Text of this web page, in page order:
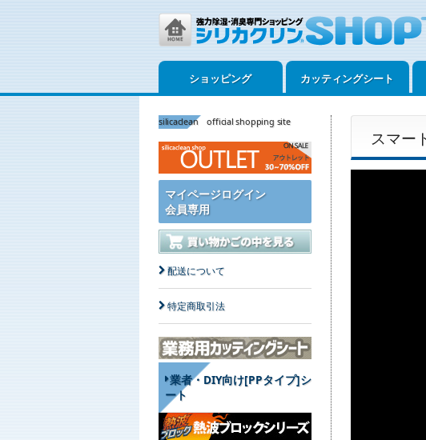
ショッピング カッティングシート
スマー
silicaclean official shopping site
マイページログイン
会員専用
配送について
特定商取引法
業者・DIY向け[PPタイプ]シ
ート